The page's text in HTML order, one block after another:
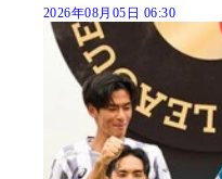
2026年08月05日 06:30